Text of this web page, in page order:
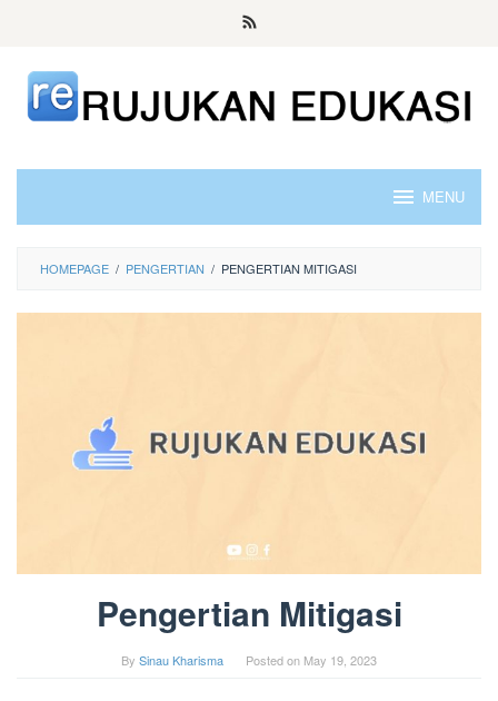
content
MENU
HOMEPAGE / PENGERTIAN / PENGERTIAN MITIGASI
Pengertian Mitigasi
By Sinau Kharisma Posted on May 19, 2023